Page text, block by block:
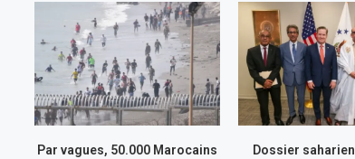
Par vagues, 50.000 Marocains
Dossier saharien